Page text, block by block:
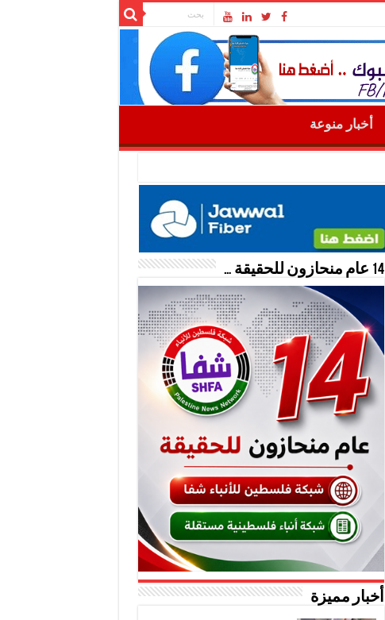
أخبار منوعة
14 عام منحازون للحقيقة …
أخبار مميزة